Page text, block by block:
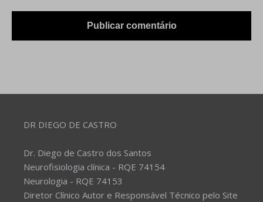
DR DIEGO DE CASTRO
Dr. Diego de Castro dos Santos
Neurofisiologia clínica - RQE 74154
Neurologia - RQE 74153
Diretor Clínico Autor e Responsável Técnico pelo Site